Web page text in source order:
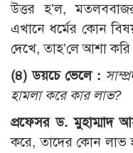
উত্তর হ’ল,
এখানে ধর্মের কোন
দেখে, তাহ’লে আশা
(৪) ডয়চে ভেলে :
হামলা করে কার লাভ?
প্রফেসর ড. মুহাম্মাদ
করে, তাদের কোন